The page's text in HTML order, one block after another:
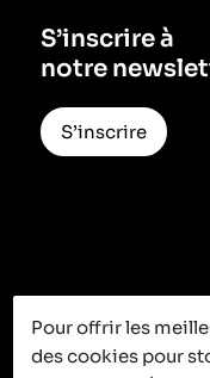
C’est ici que
S’inscrire à
notre
S’inscrire
Pour offrir les
des cookies pour